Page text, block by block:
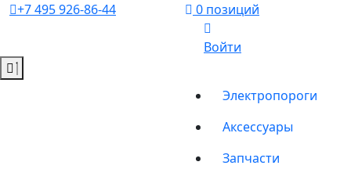
+7 495 926-86-44 0 позиций
Войти
Электропороги
Аксессуары
Запчасти